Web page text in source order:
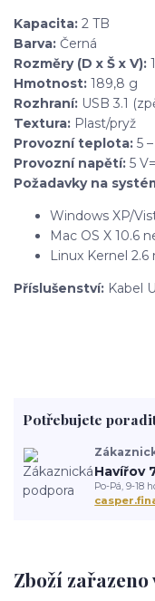
Kapacita: 2 TB
Barva: Černá
Rozměry (D x Š x V):
Hmotnost: 189,8 g
Rozhraní: USB 3.1
Textura: Plast/pryž
Provozní teplota: 5
Provozní napětí: 5
Požadavky na
Windows XP/
Mac OS X 10.6
Linux Kernel 2.6
Příslušenství: Kabel
Zboží
Potřebujete
Havířov
Po-Pá, 9-18